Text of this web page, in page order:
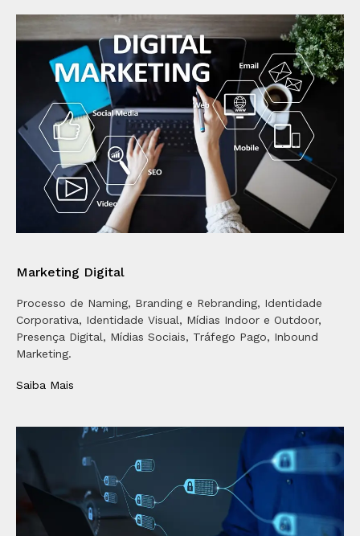
Marketing Digital
Processo de Naming, Branding e Rebranding, Identidade
Corporativa, Identidade Visual, Mídias Indoor e Outdoor,
Presença Digital, Mídias Sociais, Tráfego Pago, Inbound
Marketing.
Saiba Mais